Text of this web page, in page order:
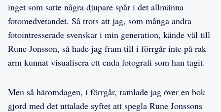
inget som satte några djupare spår i det allmänna
fotomedvetandet. Så trots att jag, som många andra
fotointresserade svenskar i min generation, kände väl till
Rune Jonsson, så hade jag fram till i förrgår inte på rak
arm kunnat visualisera ett enda fotografi som han tagit.
Men så häromdagen, i förrgår, ramlade jag över en bok
gjord med det uttalade syftet att spegla Rune Jonssons